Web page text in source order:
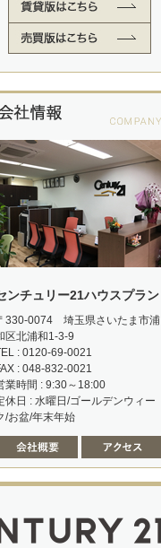
ンチュリー21ハウスプラン
330-0074 埼玉県さいたま市浦
区北浦和1-3-9
: 0120-69-0021
: 048-832-0021
業時間 : 9:30～18:00
休日 : 水曜日/ゴールデンウィー
/お盆/年末年始